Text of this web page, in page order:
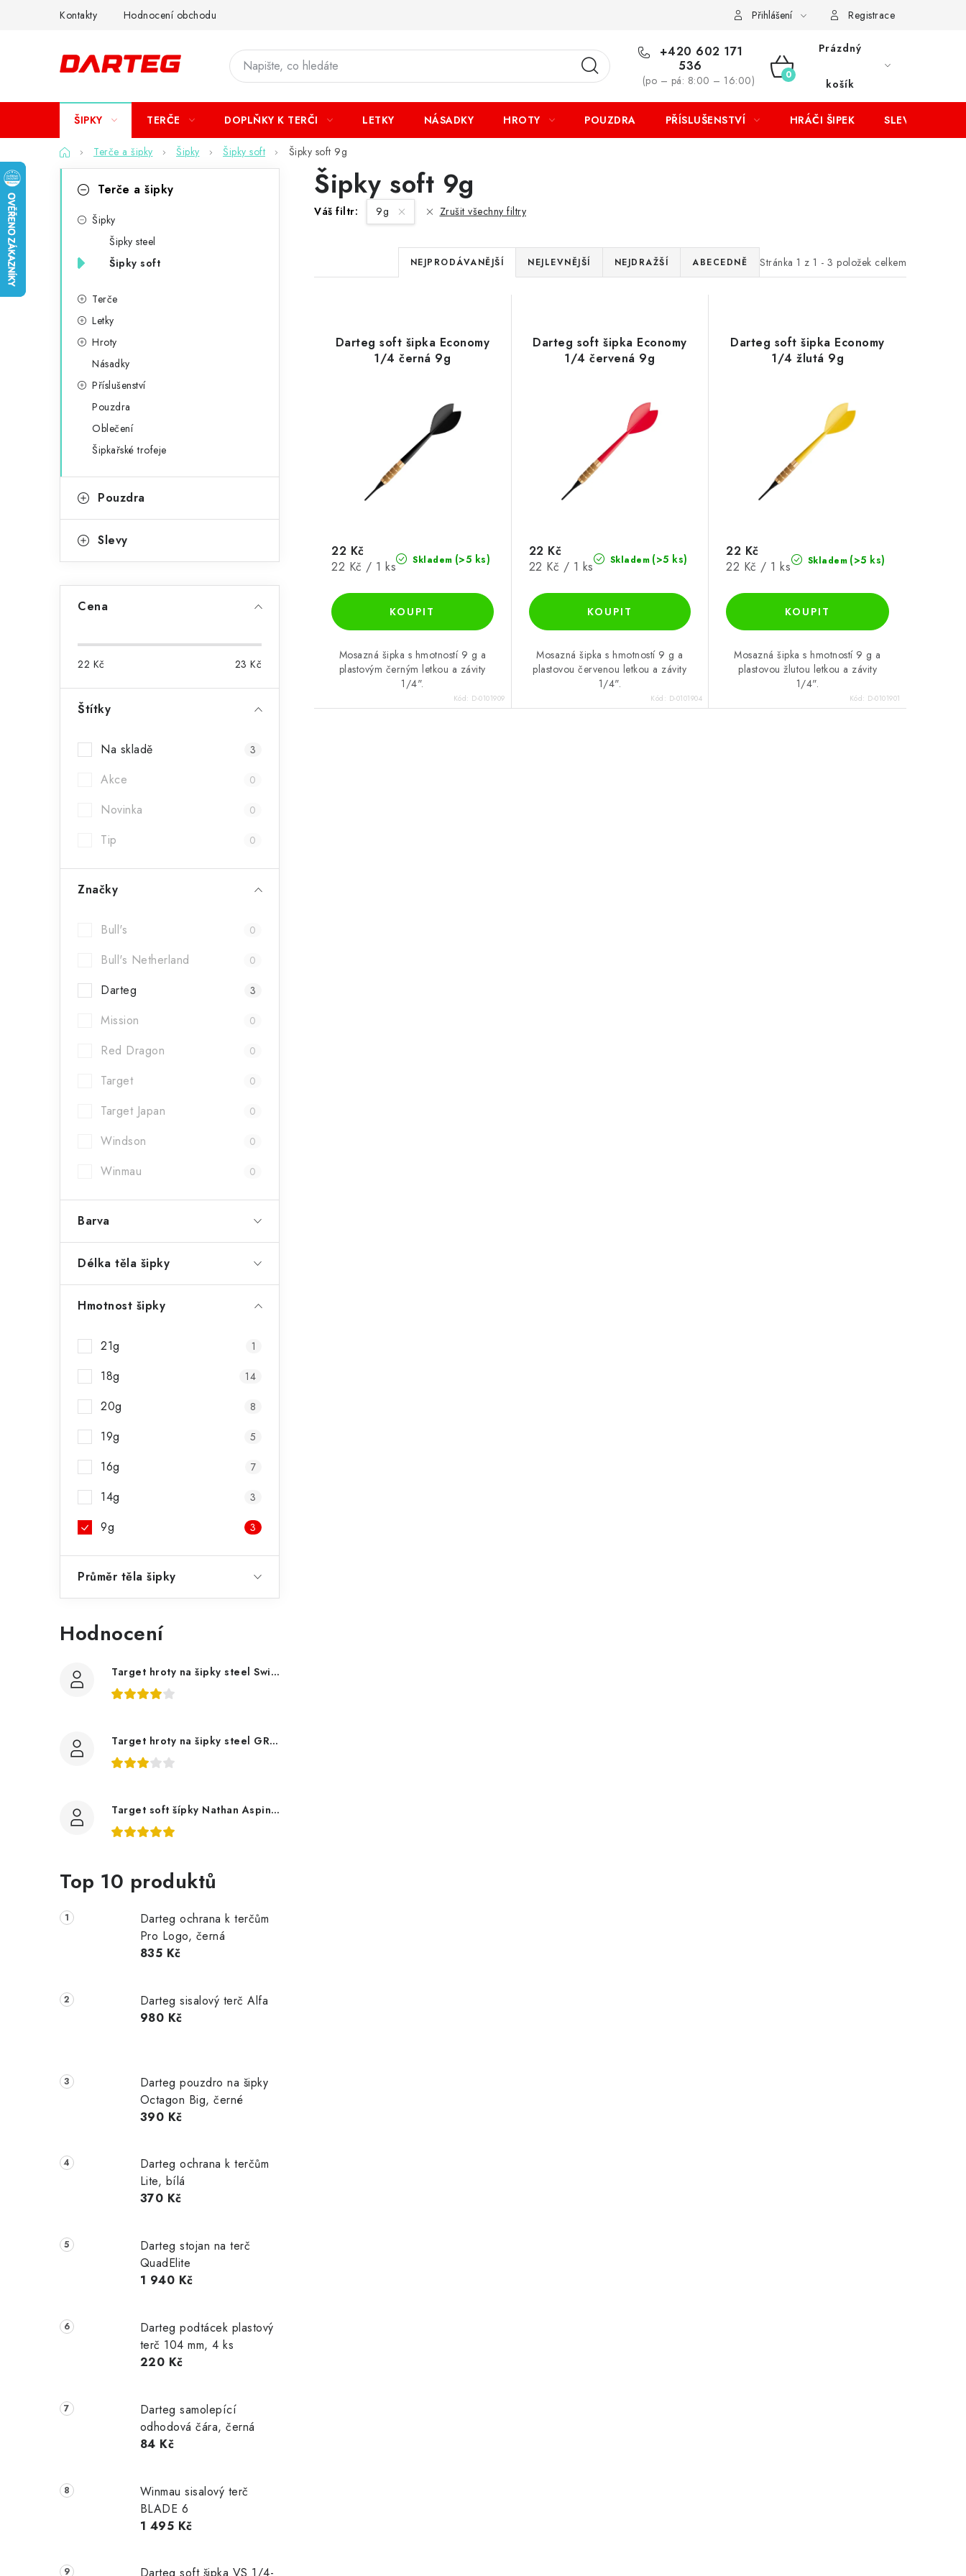
Kontakty Hodnocení obchodu Přihlášení Registrace
+420 602 171
536
(po – pá: 8:00 – 16:00)
NÁKUPNÍ
KOŠÍK
Prázdný
košík
ŠIPKY TERČE DOPLŇKY K TERČI LETKY NÁSADKY HROTY POUZDRA PŘÍSLUŠENSTVÍ HRÁČI ŠIPEK SLEVY
DomůTerče a šipky Šipky Šipky soft Šipky soft 9g
n
kategorieTerče a šipky
Šipky
Šipky steel
Šipky soft
Terče
Letky
Hroty
Násadky
Příslušenství
Pouzdra
Oblečení
Šipkařské trofeje
Pouzdra
Slevy
Cena
22 Kč 23 Kč
Štítky
Na skladě 3
Akce 0
Novinka 0
Tip 0
Značky
Bull's 0
Bull's Netherland 0
Darteg 3
Mission 0
Red Dragon 0
Target 0
Target Japan 0
Windson 0
Winmau 0
Barva
Délka těla šipky
Hmotnost šipky
21g 1
18g 14
20g 8
19g 5
16g 7
14g 3
9g 3
Průměr těla šipky
Hodnocení
Target hroty na šipky steel Swiss Point Nano, černé
Target hroty na šipky steel GRD Swiss Point černé
Target soft šípky Nathan Aspinall 95K
Top 10 produktů
Darteg ochrana k terčům
Pro Logo, černá
835 Kč
Darteg sisalový terč Alfa
980 Kč
Darteg pouzdro na šipky
Octagon Big, černé
390 Kč
Darteg ochrana k terčům
Lite, bílá
370 Kč
Darteg stojan na terč
QuadElite
1 940 Kč
Darteg podtácek plastový
terč 104 mm, 4 ks
220 Kč
Darteg samolepící
odhodová čára, černá
84 Kč
Winmau sisalový terč
BLADE 6
1 495 Kč
Šipky soft 9g
Váš filtr: 9g Zrušit všechny filtry
Stránka 1 z 1 - 3 položek celkem
Ř
a
e
n
r
o
k
t
ů
NEJPRODÁVANĚJŠÍ NEJLEVNĚJŠÍ NEJDRAŽŠÍ ABECEDNĚ
Darteg soft šipka Economy
1/4 černá 9g
Skladem (>5 ks)
22 Kč
Měrná
22 Kč / 1 ks
Mosazná šipka s hmotností 9 g a
plastovým černým letkou a závity
1/4".
Kód: D-0101909
Darteg soft šipka Economy
1/4 červená 9g
Skladem (>5 ks)
22 Kč
Měrná
22 Kč / 1 ks
Mosazná šipka s hmotností 9 g a
plastovou červenou letkou a závity
1/4".
Kód: D-0101904
Darteg soft šipka Economy
1/4 žlutá 9g
Skladem (>5 ks)
22 Kč
Měrná
22 Kč / 1 ks
Mosazná šipka s hmotností 9 g a
plastovou žlutou letkou a závity
1/4".
Kód: D-0101901